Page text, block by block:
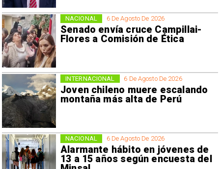
6 De Agosto De 2026
Senado envía cruce Campillai-
Flores a Comisión de Ética
NACIONAL
6 De Agosto De 2026
Joven chileno muere escalando
montaña más alta de Perú
INTERNACIONAL
6 De Agosto De 2026
Alarmante hábito en jóvenes de
13 a 15 años según encuesta del
NACIONAL